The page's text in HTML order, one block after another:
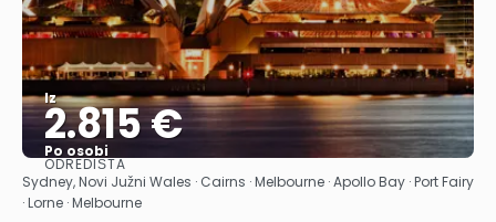
Iz
2.815 €
Po osobi
Vidjeti
ODREDIŠTA
Sydney, Novi Južni Wales · Cairns · Melbourne · Apollo Bay · Port Fairy
· Lorne · Melbourne